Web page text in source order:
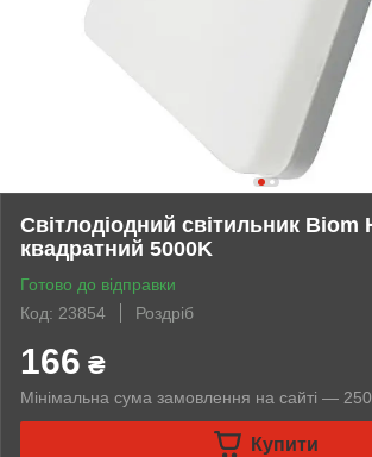
Світлодіодний світильник Biom
квадратний 5000K
Готово до відправки
Код: 23854
Роздріб
166 ₴
Мінімальна сума замовлення на сайті —
Купити